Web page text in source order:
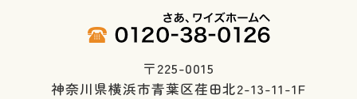
〒225-0015
神奈川県横浜市青葉区荏田北2-13-11-1F